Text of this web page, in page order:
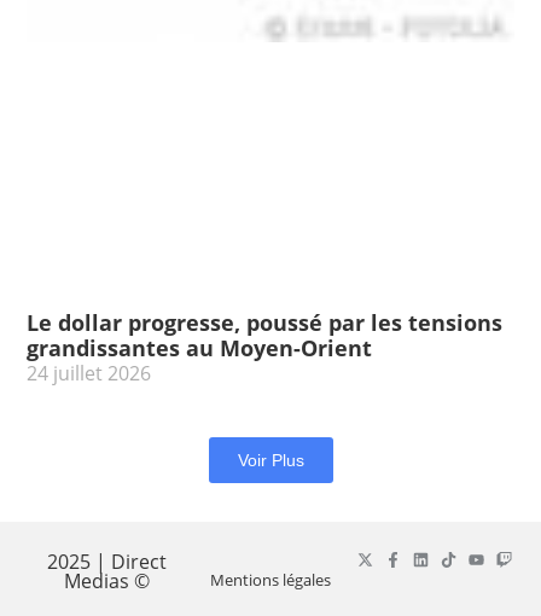
Le dollar progresse, poussé par les tensions
grandissantes au Moyen-Orient
24 juillet 2026
Voir Plus
2025 | Direct
Medias © Mentions légales